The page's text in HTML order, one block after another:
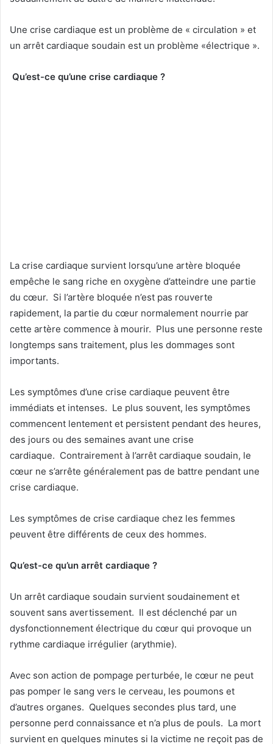
Une crise cardiaque est un problème de « circulation » et
un arrêt cardiaque soudain est un problème «électrique ».
Qu’est-ce qu’une crise cardiaque ?
La crise cardiaque survient lorsqu’une artère bloquée
empêche le sang riche en oxygène d’atteindre une partie
du cœur. Si l’artère bloquée n’est pas rouverte
rapidement, la partie du cœur normalement nourrie par
cette artère commence à mourir. Plus une personne reste
longtemps sans traitement, plus les dommages sont
importants.
Les symptômes d’une crise cardiaque peuvent être
immédiats et intenses. Le plus souvent, les symptômes
commencent lentement et persistent pendant des heures,
des jours ou des semaines avant une crise
cardiaque. Contrairement à l’arrêt cardiaque soudain, le
cœur ne s’arrête généralement pas de battre pendant une
crise cardiaque.
Les symptômes de crise cardiaque chez les femmes
peuvent être différents de ceux des hommes.
Qu’est-ce qu’un arrêt cardiaque ?
Un arrêt cardiaque soudain survient soudainement et
souvent sans avertissement. Il est déclenché par un
dysfonctionnement électrique du cœur qui provoque un
rythme cardiaque irrégulier (arythmie).
Avec son action de pompage perturbée, le cœur ne peut
pas pomper le sang vers le cerveau, les poumons et
d’autres organes. Quelques secondes plus tard, une
personne perd connaissance et n’a plus de pouls. La mort
survient en quelques minutes si la victime ne reçoit pas de